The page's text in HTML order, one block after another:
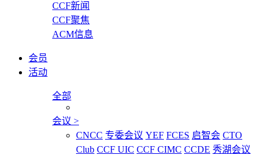
CCF新闻
CCF聚焦
ACM信息
会员
活动
全部
会议 >
CNCC 专委会议 YEF FCES 启智会 CTO
Club CCF UIC CCF CIMC CCDE 秀湖会议